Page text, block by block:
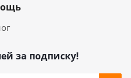
за подписку!